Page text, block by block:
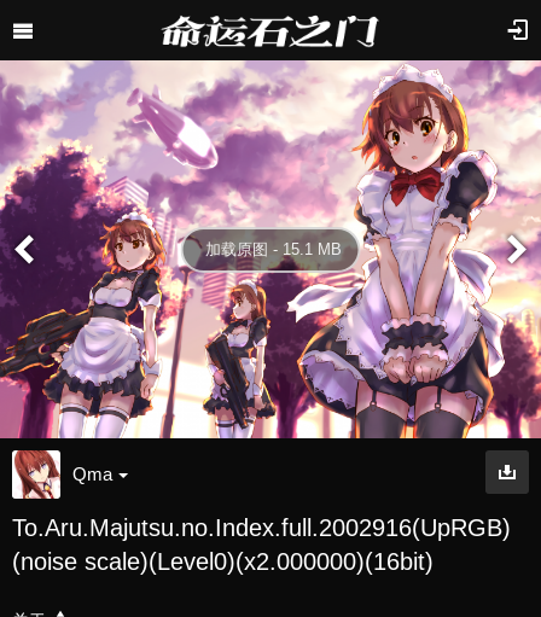
加载原图 - 15.1 MB
Qma
To.Aru.Majutsu.no.Index.full.2002916(UpRGB)
(noise scale)(Level0)(x2.000000)(16bit)